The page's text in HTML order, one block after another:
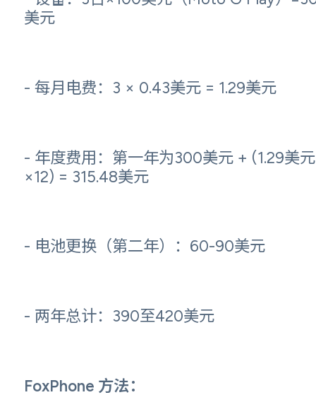
美元
- 每月电费：3 × 0.43美元 = 1.29美元
- 年度费用：第一年为300美元 + (1.29美元
×12) = 315.48美元
- 电池更换（第二年）：60-90美元
- 两年总计：390至420美元
FoxPhone 方法：